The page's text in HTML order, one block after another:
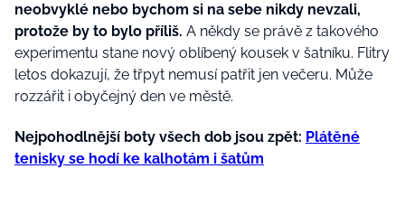
neobvyklé nebo bychom si na sebe nikdy nevzali,
protože by to bylo příliš. A někdy se právě z takového
experimentu stane nový oblíbený kousek v šatníku. Flitry
letos dokazují, že třpyt nemusí patřit jen večeru. Může
rozzářit i obyčejný den ve městě.
Nejpohodlnější boty všech dob jsou zpět: Plátěné
tenisky se hodí ke kalhotám i šatům